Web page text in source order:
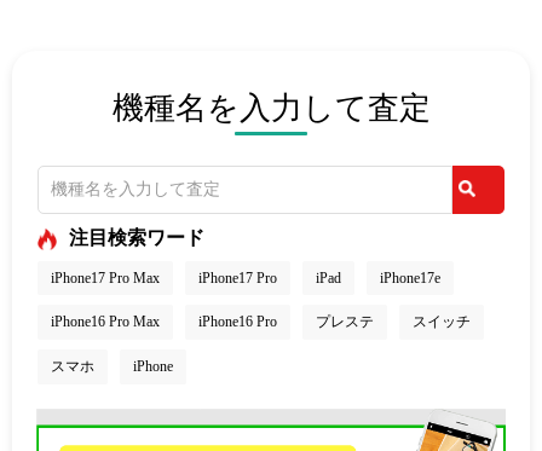
機種名を入力して査定
注目検索ワード
iPhone17 Pro Max iPhone17 Pro iPad iPhone17e
iPhone16 Pro Max iPhone16 Pro プレステ スイッチ
スマホ iPhone